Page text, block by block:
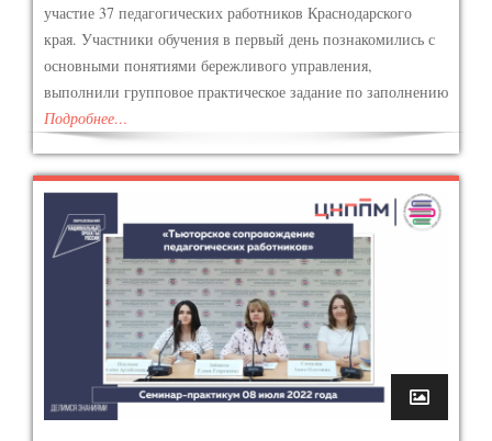
участие 37 педагогических работников Краснодарского
края. Участники обучения в первый день познакомились с
основными понятиями бережливого управления,
выполнили групповое практическое задание по заполнению
Подробнее…